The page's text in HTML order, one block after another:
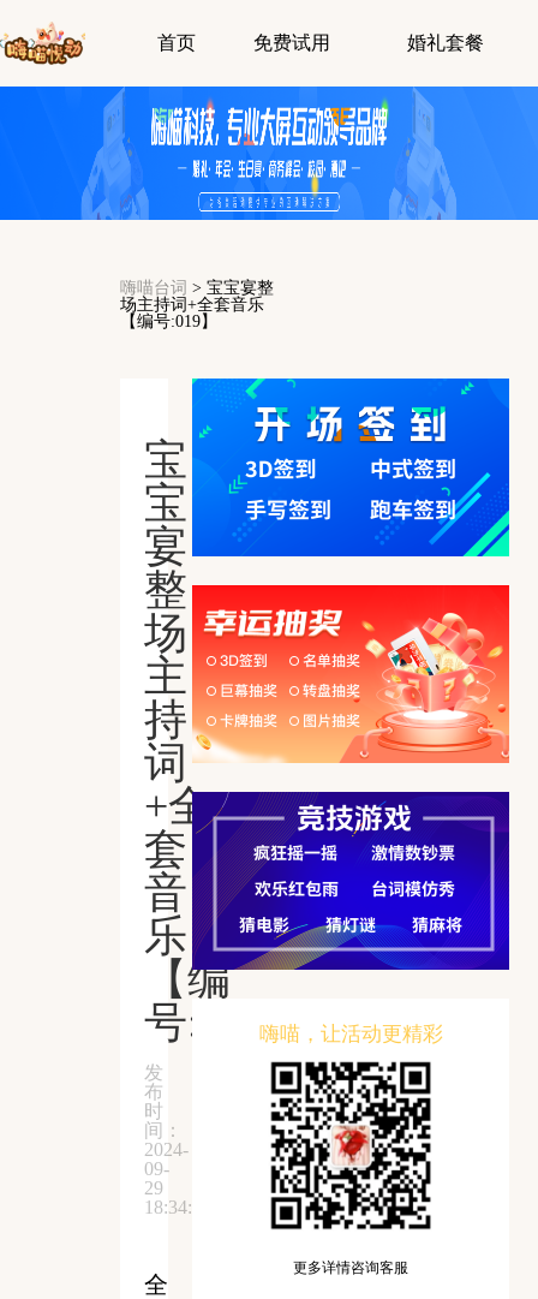
首页 免费试用 婚礼套餐
嗨喵台词 > 宝宝宴整
场主持词+全套音乐
【编号:019】
宝
宝
宴
整
场
主
持
词
+全
套
音
乐
【编
号:019】
发
布
时
间：
2024-
09-
29
18:34:58
全
嗨喵，让活动更精彩
更多详情咨询客服